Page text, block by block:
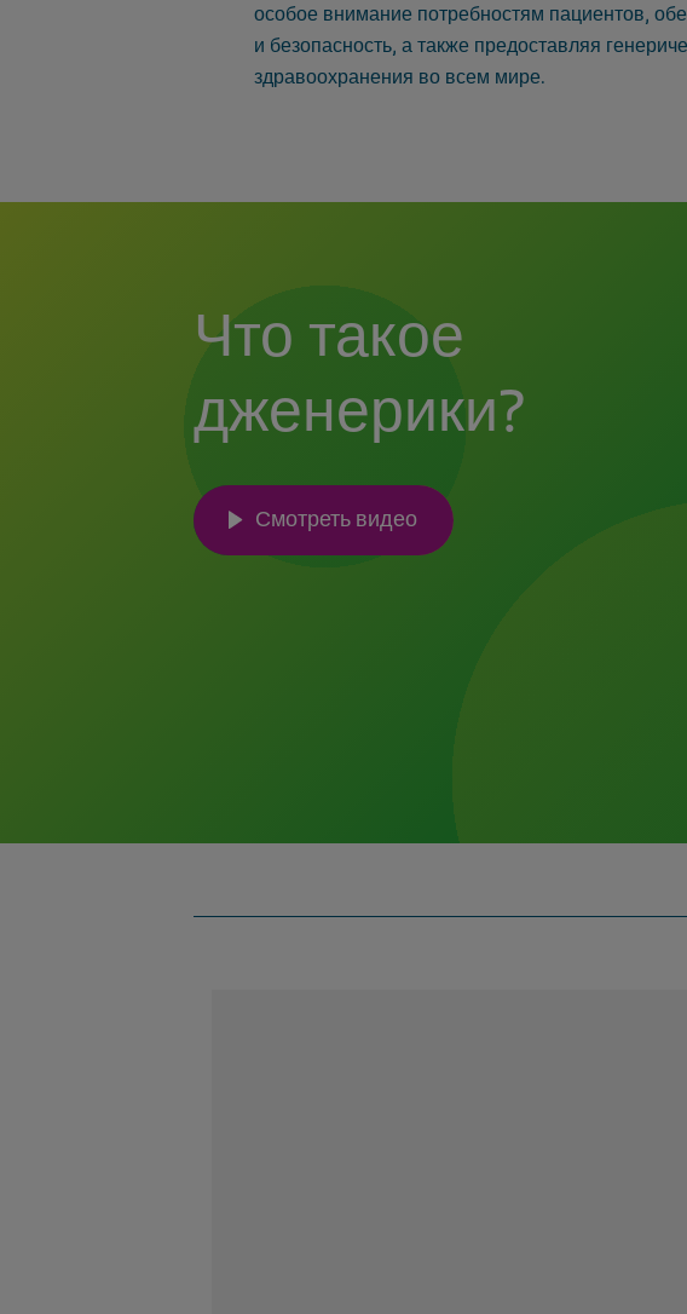
особое внимание потребностям пациентов,
и безопасность, а также предоставляя
здравоохранения во всем мире.
Что такое
дженерики?
Смотреть видео